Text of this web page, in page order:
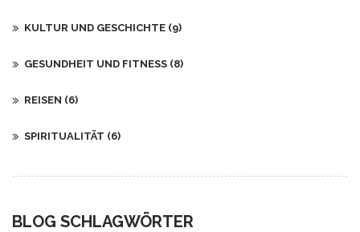
KULTUR UND GESCHICHTE (9)
GESUNDHEIT UND FITNESS (8)
REISEN (6)
SPIRITUALITÄT (6)
BLOG SCHLAGWÖRTER